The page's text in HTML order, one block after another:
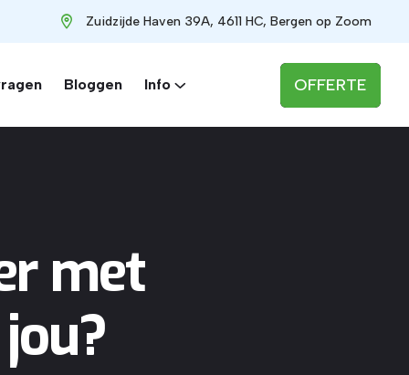
Zuidzijde Haven 39A, 4611 HC, Bergen op Zoom
Bloggen Info OFFERTE
met